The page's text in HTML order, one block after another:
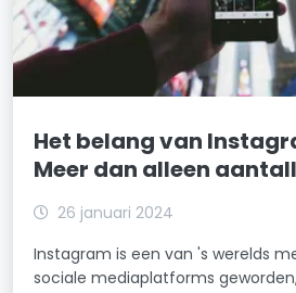
Het belang van
Meer dan alleen
26 januari 2024
Instagram is een van 's werelds
sociale mediaplatforms